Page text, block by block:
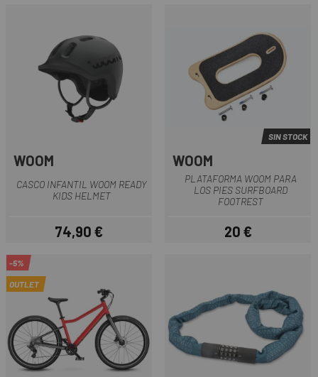
WOOM
CASCO INFANTIL WOOM READY
KIDS HELMET
Precio
74,90 €
SIN STOCK
WOOM
PLATAFORMA WOOM PARA
LOS PIES SURFBOARD
FOOTREST
Precio
20 €
-5%
OUTLET